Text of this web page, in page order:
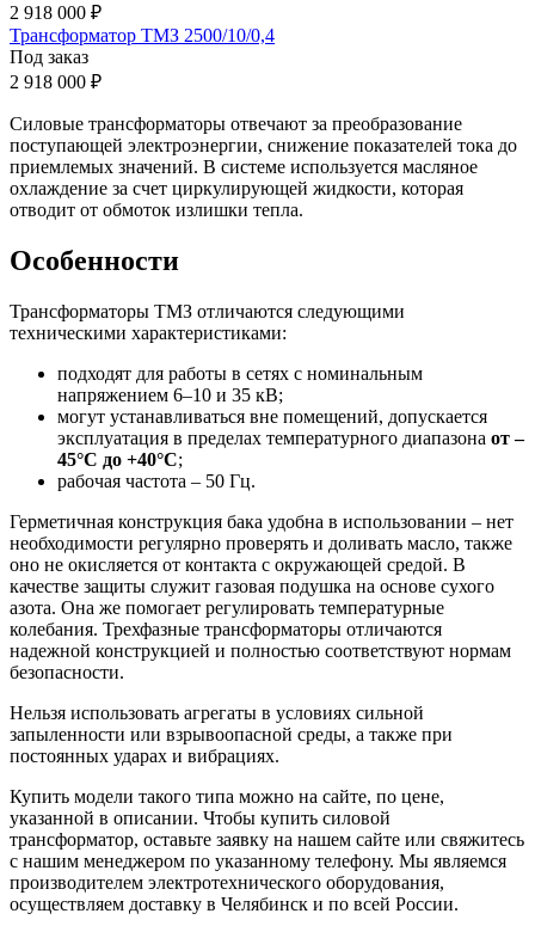
2 918 000 ₽
Трансформатор ТМЗ 2500/10/0,4
Под заказ
2 918 000 ₽
Силовые трансформаторы отвечают за преобразование
поступающей электроэнергии, снижение показателей тока до
приемлемых значений. В системе используется масляное
охлаждение за счет циркулирующей жидкости, которая
отводит от обмоток излишки тепла.
Особенности
Трансформаторы ТМЗ отличаются следующими
техническими характеристиками:
подходят для работы в сетях с номинальным
напряжением 6–10 и 35 кВ;
могут устанавливаться вне помещений, допускается
эксплуатация в пределах температурного диапазона от –
45°С до +40°С;
рабочая частота – 50 Гц.
Герметичная конструкция бака удобна в использовании – нет
необходимости регулярно проверять и доливать масло, также
оно не окисляется от контакта с окружающей средой. В
качестве защиты служит газовая подушка на основе сухого
азота. Она же помогает регулировать температурные
колебания. Трехфазные трансформаторы отличаются
надежной конструкцией и полностью соответствуют нормам
безопасности.
Нельзя использовать агрегаты в условиях сильной
запыленности или взрывоопасной среды, а также при
постоянных ударах и вибрациях.
Купить модели такого типа можно на сайте, по цене,
указанной в описании. Чтобы купить силовой
трансформатор, оставьте заявку на нашем сайте или свяжитесь
с нашим менеджером по указанному телефону. Мы являемся
производителем электротехнического оборудования,
осуществляем доставку в Челябинск и по всей России.